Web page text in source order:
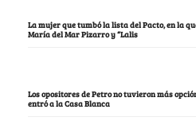
La mujer que tumbó la lista del Pacto, en la
María del Mar Pizarro y “Lalis
Los opositores de Petro no tuvieron más
entró a la Casa Blanca